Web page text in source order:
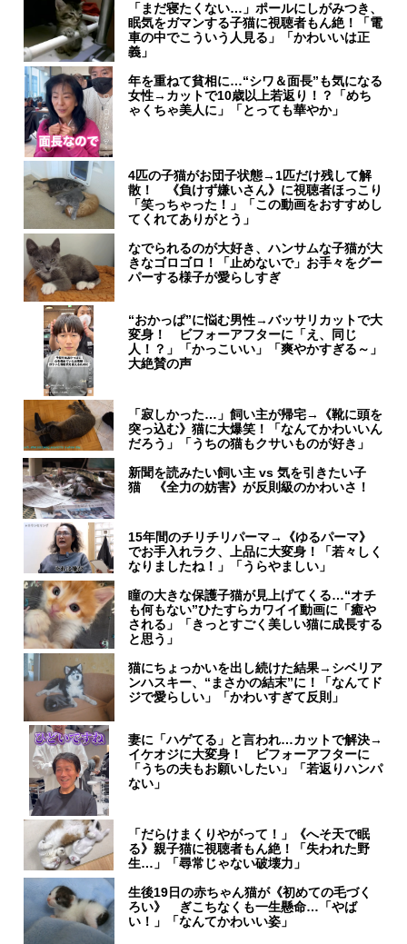
「まだ寝たくない…」ポールにしがみつき、
眠気をガマンする子猫に視聴者もん絶！「電
車の中でこういう人見る」「かわいいは正
義」
年を重ねて貧相に…“シワ＆面長”も気になる
女性→カットで10歳以上若返り！？「めち
ゃくちゃ美人に」「とっても華やか」
4匹の子猫がお団子状態→1匹だけ残して解
散！ 《負けず嫌いさん》に視聴者ほっこり
「笑っちゃった！」「この動画をおすすめし
てくれてありがとう」
なでられるのが大好き、ハンサムな子猫が大
きなゴロゴロ！「止めないで」お手々をグー
パーする様子が愛らしすぎ
“おかっぱ”に悩む男性→バッサリカットで大
変身！ ビフォーアフターに「え、同じ
人！？」「かっこいい」「爽やかすぎる～」
大絶賛の声
「寂しかった…」飼い主が帰宅→《靴に頭を
突っ込む》猫に大爆笑！「なんてかわいいん
だろう」「うちの猫もクサいものが好き」
新聞を読みたい飼い主 vs 気を引きたい子
猫 《全力の妨害》が反則級のかわいさ！
15年間のチリチリパーマ→《ゆるパーマ》
でお手入れラク、上品に大変身！「若々しく
なりましたね！」「うらやましい」
瞳の大きな保護子猫が見上げてくる…“オチ
も何もない”ひたすらカワイイ動画に「癒や
される」「きっとすごく美しい猫に成長する
と思う」
猫にちょっかいを出し続けた結果→シベリア
ンハスキー、“まさかの結末”に！「なんてド
ジで愛らしい」「かわいすぎて反則」
妻に「ハゲてる」と言われ…カットで解決→
イケオジに大変身！ ビフォーアフターに
「うちの夫もお願いしたい」「若返りハンパ
ない」
「だらけまくりやがって！」《へそ天で眠
る》親子猫に視聴者もん絶！「失われた野
生…」「尋常じゃない破壊力」
生後19日の赤ちゃん猫が《初めての毛づく
ろい》 ぎこちなくも一生懸命…「やば
い！」「なんてかわいい姿」